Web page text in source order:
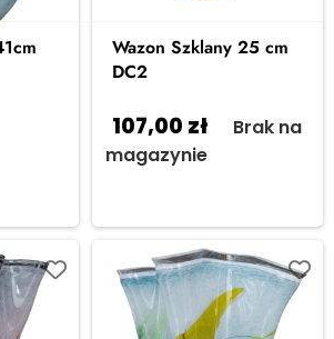
Wazon Szklany 25 cm
DC2
107,00 zł
Brak na
magazynie